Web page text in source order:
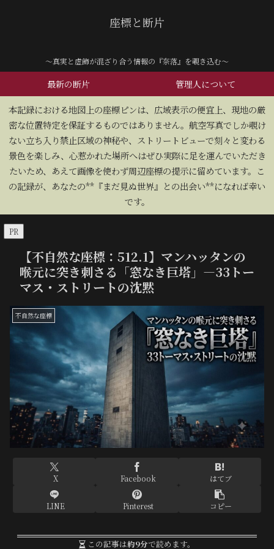
座標と断片
～真実と虚飾が混ざり合う情報の『奈落』を覗き込む～
最新の断片 管理人について
​本記録における地図上の座標ピンは、広域表示の便宜上、現地の厳
密な位置特定を保証するものではありません。航空写真でしか覗け
ない立ち入り禁止区域の神秘や、ストリートビューで刻々と変わる
景色を楽しみ、心惹かれた場所へはぜひ実際に足を運んでいただき
たいため、あえて画像を使わず周辺座標の提示に留めています。こ
の記録が、あなたの**『まだ見ぬ世界』との出会い**になれば幸い
です。
PR
【不自然な座標：512.1】マンハッタンの
喉元に突き刺さる「窓なき巨塔」―33トー
マス・ストリートの沈黙
不自然な座標
X Facebook はてブ
LINE Pinterest コピー
この記事は約9分で読めます。